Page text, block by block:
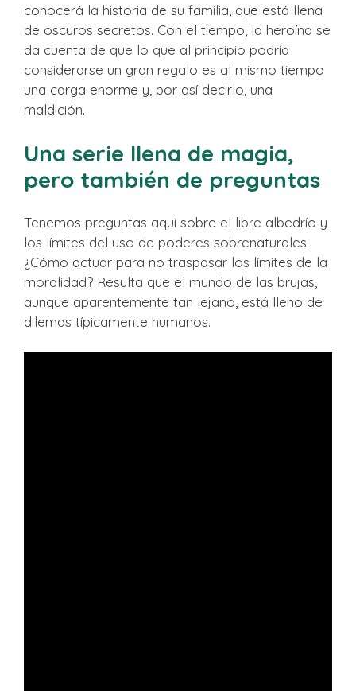
conocerá la historia de su familia, que está llena
de oscuros secretos. Con el tiempo, la heroína se
da cuenta de que lo que al principio podría
considerarse un gran regalo es al mismo tiempo
una carga enorme y, por así decirlo, una
maldición.
Una serie llena de magia,
pero también de preguntas
Tenemos preguntas aquí sobre el libre albedrío y
los límites del uso de poderes sobrenaturales.
¿Cómo actuar para no traspasar los límites de la
moralidad? Resulta que el mundo de las brujas,
aunque aparentemente tan lejano, está lleno de
dilemas típicamente humanos.